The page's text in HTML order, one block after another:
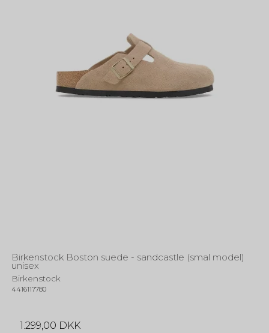
Birkenstock Boston suede - sandcastle (smal model)
unisex
Birkenstock
4416117780
1.299,00 DKK